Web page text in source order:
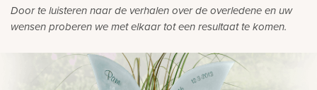
Door te luisteren naar de verhalen over de overledene en uw
wensen proberen we met elkaar tot een resultaat te komen.